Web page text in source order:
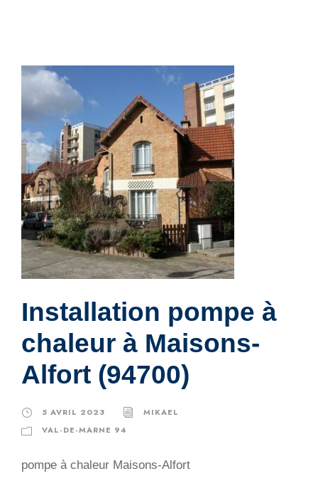
Installation pompe à
chaleur à Maisons-
Alfort (94700)
5 AVRIL 2023
MIKAEL
VAL-DE-MARNE 94
pompe à chaleur Maisons-Alfort